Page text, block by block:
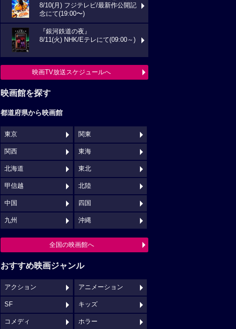
8/10(月) フジテレビ/最新作公開記
念にて(19:00〜)
『銀河鉄道の夜』
8/11(火) NHK/Eテレにて(09:00～)
映画TV放送スケジュールへ
映画館を探す
都道府県から映画館
東京 関東
関西 東海
北海道 東北
甲信越 北陸
中国 四国
九州 沖縄
全国の映画館へ
おすすめ映画ジャンル
アクション アニメーション
SF キッズ
コメディ ホラー